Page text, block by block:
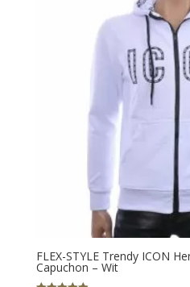
FLEX-STYLE Trendy ICON
Capuchon – Wit